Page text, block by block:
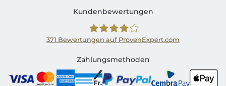
Kundenbewertungen
Shirtinator CH
371 Bewertungen auf ProvenExpert.com
Zahlungsmethoden